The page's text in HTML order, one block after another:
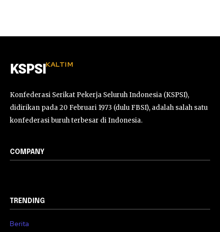
KSPSI KALTIM
Konfederasi Serikat Pekerja Seluruh Indonesia (KSPSI),
didirikan pada 20 Februari 1973 (dulu FBSI), adalah salah satu
konfederasi buruh terbesar di Indonesia.
COMPANY
TRENDING
Berita